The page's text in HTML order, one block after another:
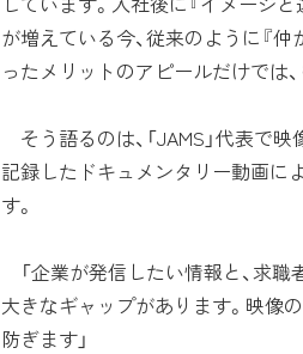
が増えている今、従来のように『仲
ったメリットのアピールだけでは
そう語るのは、「JAMS」代表で
記録したドキュメンタリー動画に
す。
「企業が発信したい情報と、求職
大きなギャップがあります。映像
防ぎます」